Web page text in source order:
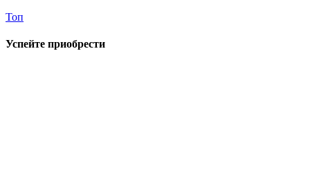
Топ
Успейте приобрести